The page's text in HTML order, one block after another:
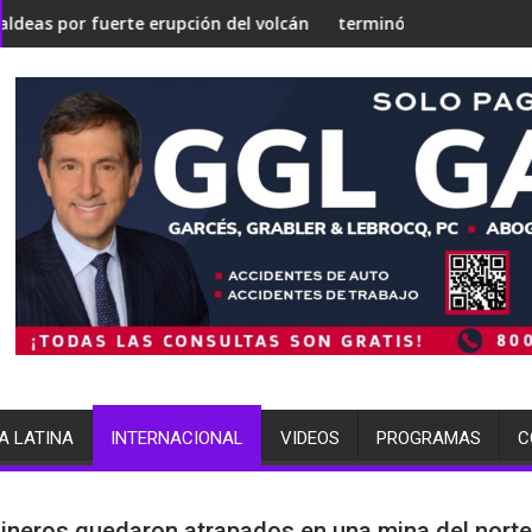
en una 'Gaza silenciosa'
estrategia nuclear
erupción del volcán de Fuegoterminó arrestada por múltiples
LATINA INTERNACIONAL VIDEOS PROGRAMAS